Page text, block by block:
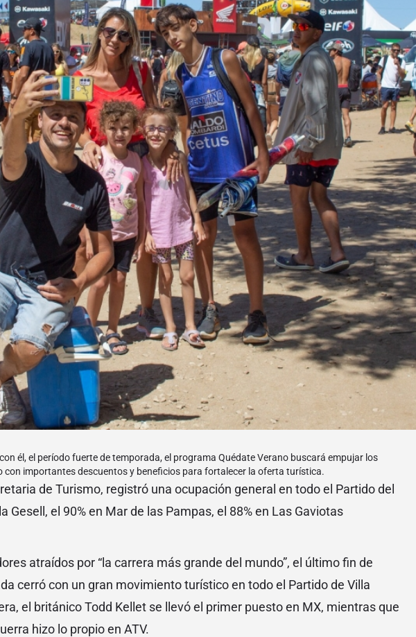
él, el período fuerte de temporada, el programa Quédate Verano buscará empujar los
con importantes descuentos y beneficios para fortalecer la oferta turística.
de Turismo, registró una ocupación general en todo el Partido del
Gesell, el 90% en Mar de las Pampas, el 88% en Las Gaviotas
atraídos por “la carrera más grande del mundo”, el último fin de
cerró con un gran movimiento turístico en todo el Partido de Villa
el británico Todd Kellet se llevó el primer puesto en MX, mientras que
hizo lo propio en ATV.